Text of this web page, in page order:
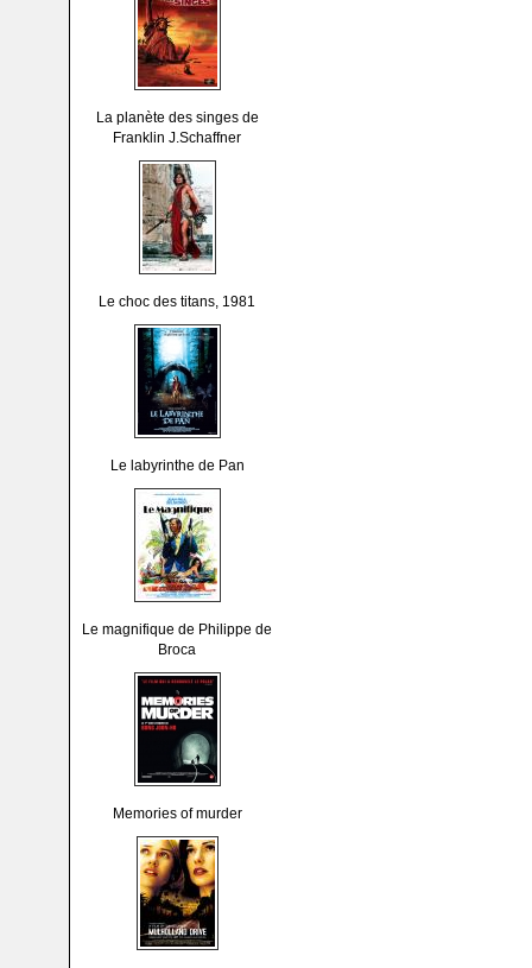
La planète des singes de
Franklin J.Schaffner
Le choc des titans, 1981
Le labyrinthe de Pan
Le magnifique de Philippe de
Broca
Memories of murder